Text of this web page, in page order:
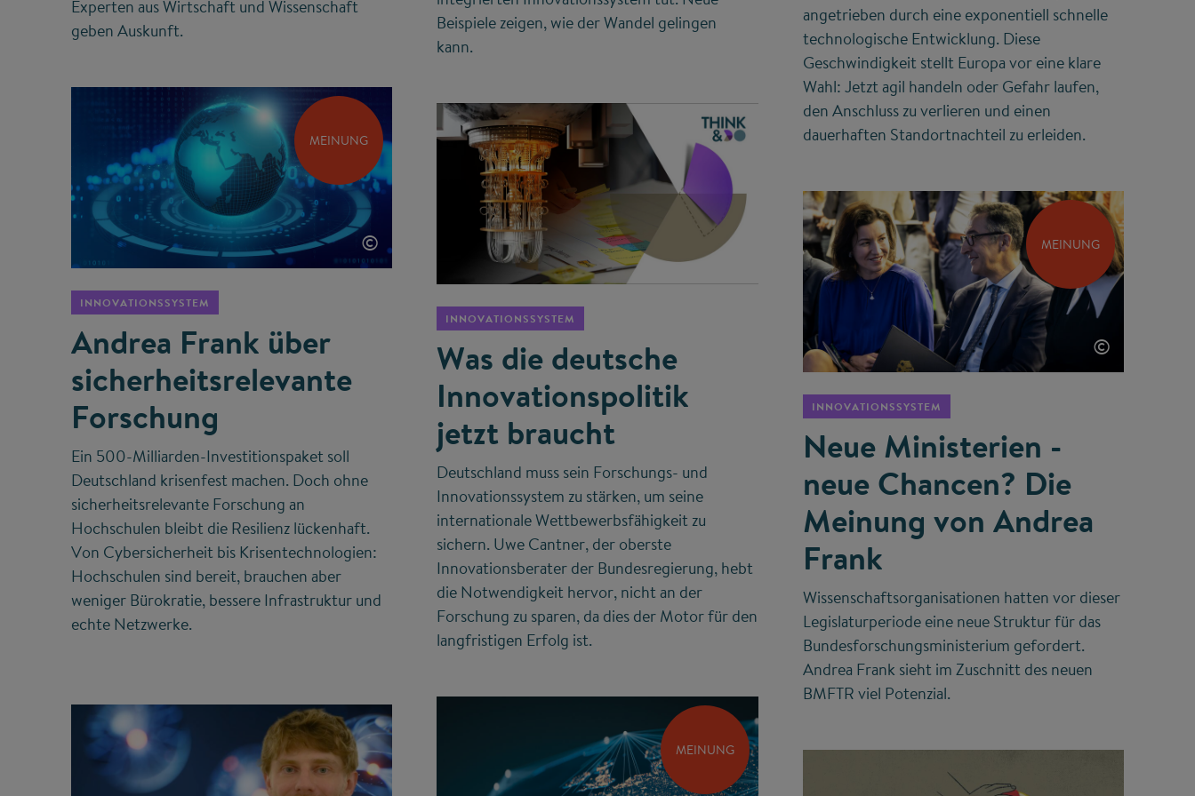
Experten aus Wirtschaft und Wissenschaft
geben Auskunft.
Beispiele zeigen, wie der Wandel gelingen
kann.
angetrieben durch eine exponentiell schnelle
technologische Entwicklung. Diese
Geschwindigkeit stellt Europa vor eine klare
Wahl: Jetzt agil handeln oder Gefahr laufen,
den Anschluss zu verlieren und einen
dauerhaften Standortnachteil zu erleiden.
MEINUNG
©
INNOVATIONSSYSTEM
Andrea Frank über
sicherheits­relevante
Forschung
Ein 500-Milliarden-Investitionspaket soll
Deutschland krisenfest machen. Doch ohne
sicherheitsrelevante Forschung an
Hochschulen bleibt die Resilienz lückenhaft.
Von Cybersicherheit bis Krisentechnologien:
Hochschulen sind bereit, brauchen aber
weniger Bürokratie, bessere Infrastruktur und
echte Netzwerke.
INNOVATIONSSYSTEM
Was die deutsche
Innovationspolitik
jetzt braucht
Deutschland muss sein Forschungs- und
Innovationssystem zu stärken, um seine
internationale Wettbewerbsfähigkeit zu
sichern. Uwe Cantner, der oberste
Innovationsberater der Bundesregierung, hebt
die Notwendigkeit hervor, nicht an der
Forschung zu sparen, da dies der Motor für den
langfristigen Erfolg ist.
MEINUNG
©
INNOVATIONSSYSTEM
Neue Ministerien -
neue Chancen? Die
Meinung von Andrea
Frank
Wissenschaftsorganisationen hatten vor dieser
Legislaturperiode eine neue Struktur für das
Bundesforschungsministerium gefordert.
Andrea Frank sieht im Zuschnitt des neuen
BMFTR viel Potenzial.
MEINUNG